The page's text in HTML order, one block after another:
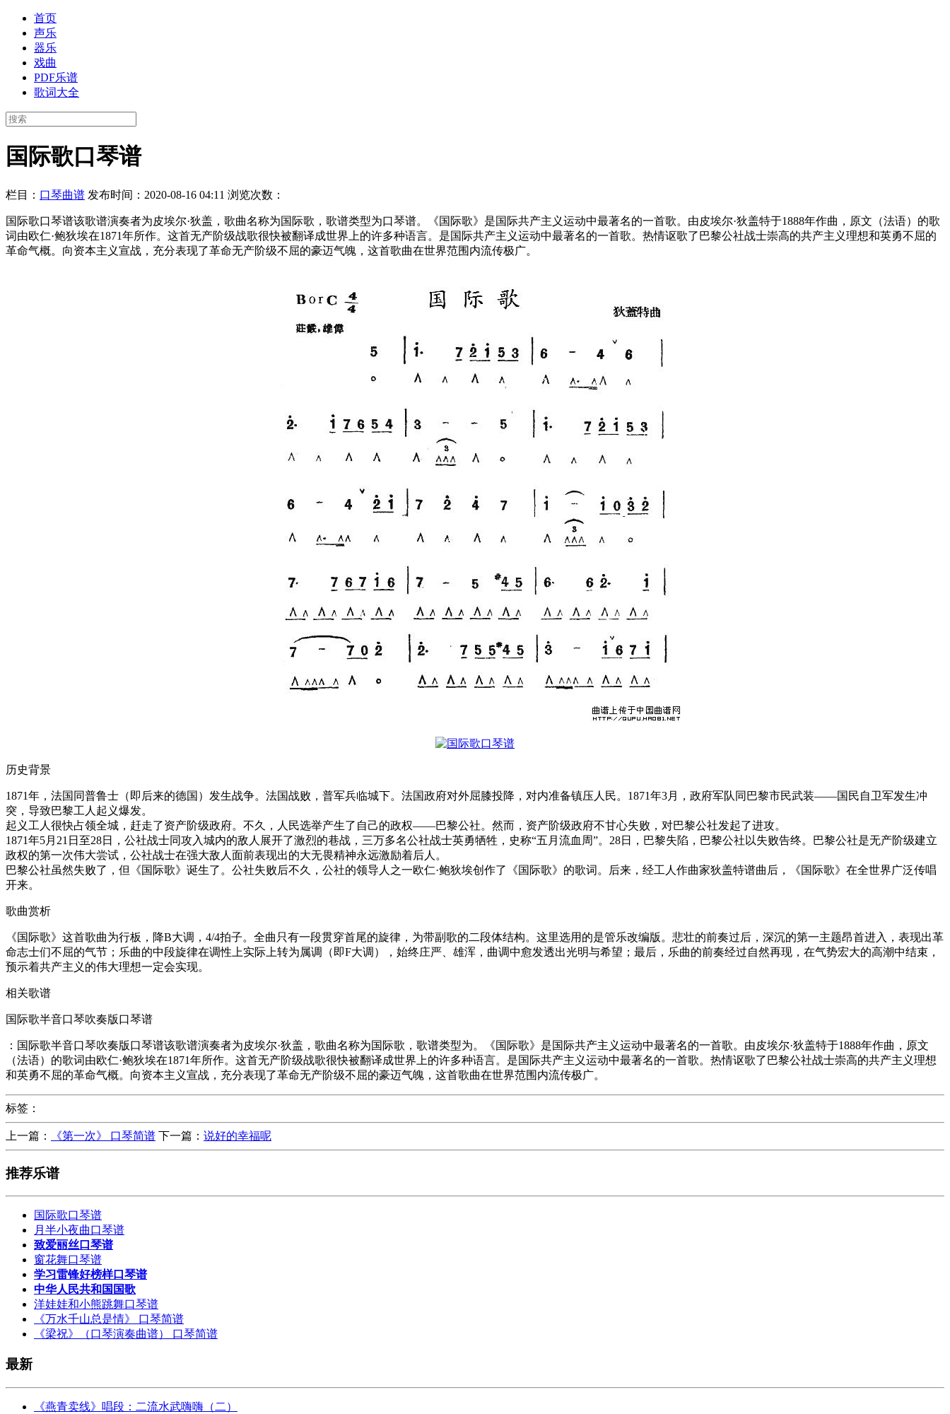
首页
声乐
器乐
戏曲
PDF乐谱
歌词大全
国际歌口琴谱
栏目： 口琴曲谱 发布时间：2020-08-16 04:11 浏览次数：
国际歌口琴谱该歌谱演奏者为皮埃尔·狄盖，歌曲名称为国际歌，歌谱类型为口琴谱。《国际歌》是国际共产主义运动中最著名的一首歌。由皮埃尔·狄盖特于1888年作曲，原文（法语）的歌
词由欧仁·鲍狄埃在1871年所作。这首无产阶级战歌很快被翻译成世界上的许多种语言。是国际共产主义运动中最著名的一首歌。热情讴歌了巴黎公社战士崇高的共产主义理想和英勇不屈的
革命气概。向资本主义宣战，充分表现了革命无产阶级不屈的豪迈气魄，这首歌曲在世界范围内流传极广。
历史背景
1871年，法国同普鲁士（即后来的德国）发生战争。法国战败，普军兵临城下。法国政府对外屈膝投降，对内准备镇压人民。1871年3月，政府军队同巴黎市民武装——国民自卫军发生冲
突，导致巴黎工人起义爆发。
起义工人很快占领全城，赶走了资产阶级政府。不久，人民选举产生了自己的政权——巴黎公社。然而，资产阶级政府不甘心失败，对巴黎公社发起了进攻。
1871年5月21日至28日，公社战士同攻入城内的敌人展开了激烈的巷战，三万多名公社战士英勇牺牲，史称“五月流血周”。28日，巴黎失陷，巴黎公社以失败告终。巴黎公社是无产阶级建立
政权的第一次伟大尝试，公社战士在强大敌人面前表现出的大无畏精神永远激励着后人。
巴黎公社虽然失败了，但《国际歌》诞生了。公社失败后不久，公社的领导人之一欧仁·鲍狄埃创作了《国际歌》的歌词。后来，经工人作曲家狄盖特谱曲后，《国际歌》在全世界广泛传唱
开来。
歌曲赏析
《国际歌》这首歌曲为行板，降B大调，4/4拍子。全曲只有一段贯穿首尾的旋律，为带副歌的二段体结构。这里选用的是管乐改编版。悲壮的前奏过后，深沉的第一主题昂首进入，表现出革
命志士们不屈的气节；乐曲的中段旋律在调性上实际上转为属调（即F大调），始终庄严、雄浑，曲调中愈发透出光明与希望；最后，乐曲的前奏经过自然再现，在气势宏大的高潮中结束，
预示着共产主义的伟大理想一定会实现。
相关歌谱
国际歌半音口琴吹奏版口琴谱
：国际歌半音口琴吹奏版口琴谱该歌谱演奏者为皮埃尔·狄盖，歌曲名称为国际歌，歌谱类型为。《国际歌》是国际共产主义运动中最著名的一首歌。由皮埃尔·狄盖特于1888年作曲，原文
（法语）的歌词由欧仁·鲍狄埃在1871年所作。这首无产阶级战歌很快被翻译成世界上的许多种语言。是国际共产主义运动中最著名的一首歌。热情讴歌了巴黎公社战士崇高的共产主义理想
和英勇不屈的革命气概。向资本主义宣战，充分表现了革命无产阶级不屈的豪迈气魄，这首歌曲在世界范围内流传极广。
标签：
上一篇： 《第一次》 口琴简谱 下一篇： 说好的幸福呢
推荐乐谱
国际歌口琴谱
月半小夜曲口琴谱
致爱丽丝口琴谱
窗花舞口琴谱
学习雷锋好榜样口琴谱
中华人民共和国国歌
洋娃娃和小熊跳舞口琴谱
《万水千山总是情》 口琴简谱
《梁祝》（口琴演奏曲谱） 口琴简谱
最新
《燕青卖线》唱段：二流水武嗨嗨（二）